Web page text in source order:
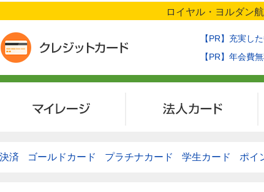
ロイヤル・ヨルダン
【PR】充実し
【PR】年会費
済 ゴールドカード プラチナカード 学生カード ポイ